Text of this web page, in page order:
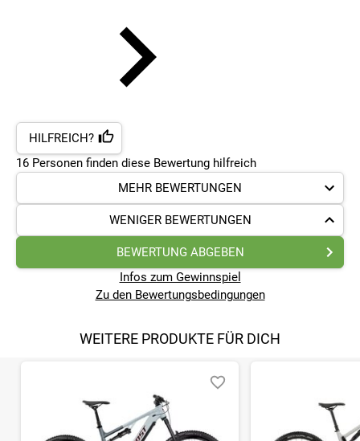
HILFREICH?
16 Personen finden diese Bewertung hilfreich
MEHR BEWERTUNGEN
WENIGER BEWERTUNGEN
BEWERTUNG ABGEBEN
Infos zum Gewinnspiel
Zu den Bewertungsbedingungen
WEITERE PRODUKTE FÜR DICH